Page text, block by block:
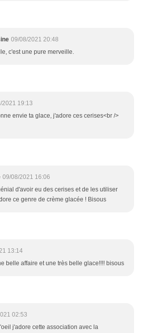
09/08/2021 20:48
c'est une pure merveille.
2021 19:13
envie ta glace, j'adore ces cerises<br />
09/08/2021 16:06
d'avoir eu des cerises et de les utiliser
ce genre de crème glacée ! Bisous
13:14
belle affaire et une très belle glace!!!! bisous
02:53
j'adore cette association avec la